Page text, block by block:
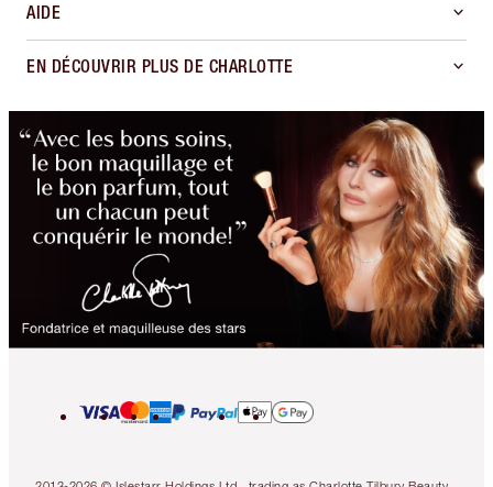
AIDE
EN DÉCOUVRIR PLUS DE CHARLOTTE